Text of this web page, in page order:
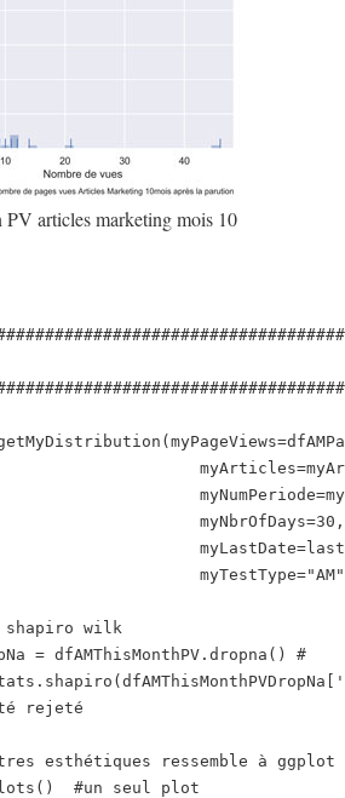
articles marketing mois 10
myNbrOfDays=30,
wilk
= dfAMThisMonthPV.dropna() #
rejeté
esthétiques ressemble à
#un seul plot